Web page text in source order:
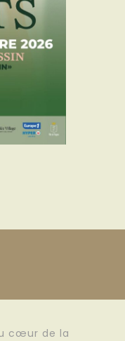
cœur de la